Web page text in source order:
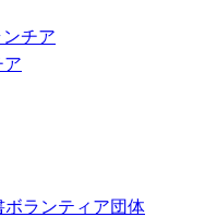
ンチア
ア
ボランティア団体